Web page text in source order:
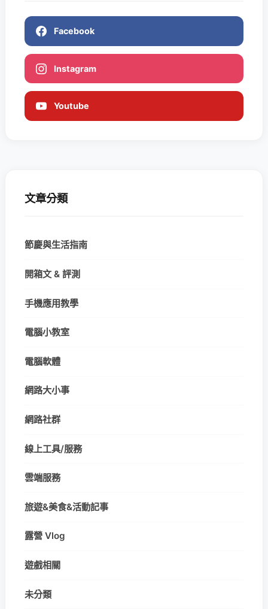
Facebook
Instagram
Youtube
文章分類
節慶與生活指南
開箱文 & 評測
手機應用教學
電腦小教室
電腦軟體
網路大小事
網路社群
線上工具/服務
雲端服務
旅遊&美食&活動記事
露營 Vlog
遊戲相關
未分類